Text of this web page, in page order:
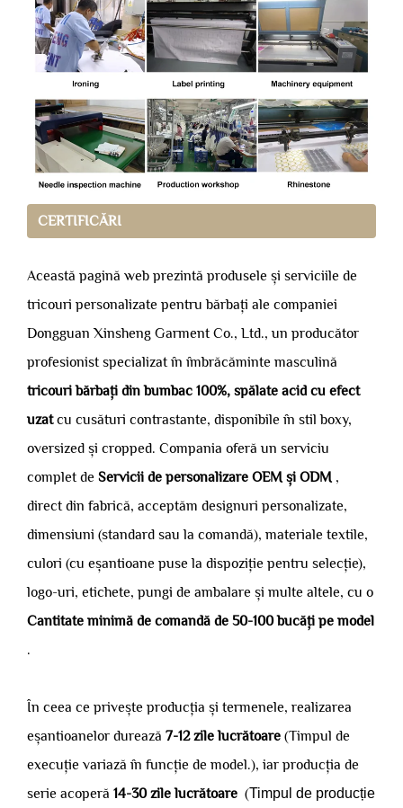
CERTIFICĂRI
Această pagină web prezintă produsele și serviciile de
tricouri personalizate pentru bărbați ale companiei
Dongguan Xinsheng Garment Co., Ltd., un producător
profesionist specializat în îmbrăcăminte masculină
tricouri bărbați din bumbac 100%, spălate acid cu efect
uzatcu cusături contrastante, disponibile în stil boxy,
oversized și cropped. Compania oferă un serviciu
complet de Servicii de personalizare OEM și ODM ,
direct din fabrică, acceptăm designuri personalizate,
dimensiuni (standard sau la comandă), materiale textile,
culori (cu eșantioane puse la dispoziție pentru selecție),
logo-uri, etichete, pungi de ambalare și multe altele, cu o
Cantitate minimă de comandă de 50-100 bucăți pe model
.
În ceea ce privește producția și termenele, realizarea
eșantioanelor durează 7-12 zile lucrătoare (Timpul de
execuție variază în funcție de model.), iar producția de
serie acoperă 14-30 zile lucrătoare (Timpul de producție